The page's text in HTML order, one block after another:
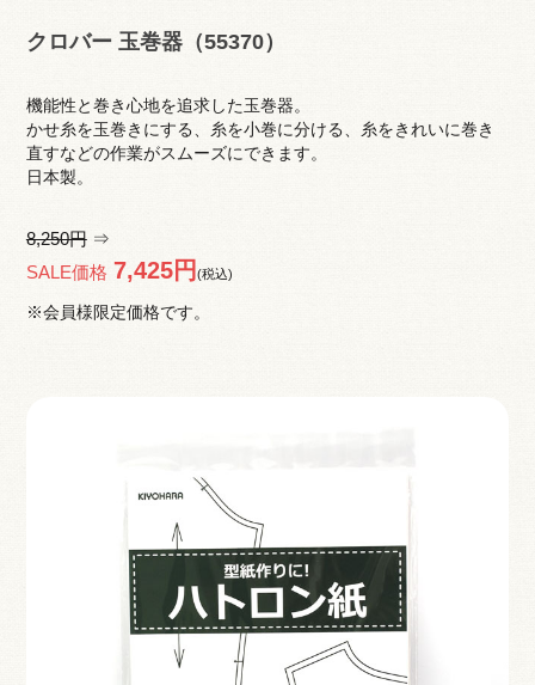
クロバー 玉巻器（55370）
機能性と巻き心地を追求した玉巻器。
かせ糸を玉巻きにする、糸を小巻に分ける、糸をきれいに巻き
直すなどの作業がスムーズにできます。
日本製。
8,250円⇒
SALE価格 7,425円 (税込)
※会員様限定価格です。